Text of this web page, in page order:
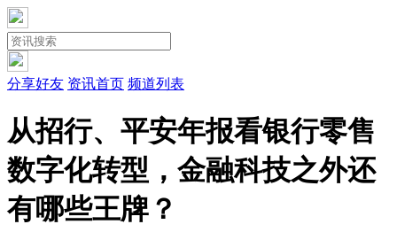
分享好友 资讯首页 频道列表
从招行、平安年报看银行零售
数字化转型，金融科技之外还
有哪些王牌？